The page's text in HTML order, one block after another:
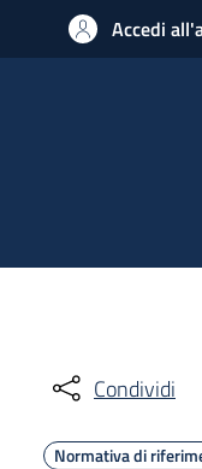
Accedi
Condividi
Normativa di